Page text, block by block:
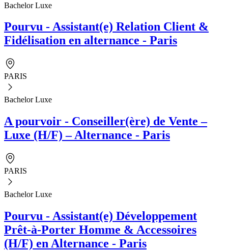
Bachelor Luxe
Pourvu - Assistant(e) Relation Client &
Fidélisation en alternance - Paris
PARIS
Bachelor Luxe
A pourvoir - Conseiller(ère) de Vente –
Luxe (H/F) – Alternance - Paris
PARIS
Bachelor Luxe
Pourvu - Assistant(e) Développement
Prêt-à-Porter Homme & Accessoires
(H/F) en Alternance - Paris